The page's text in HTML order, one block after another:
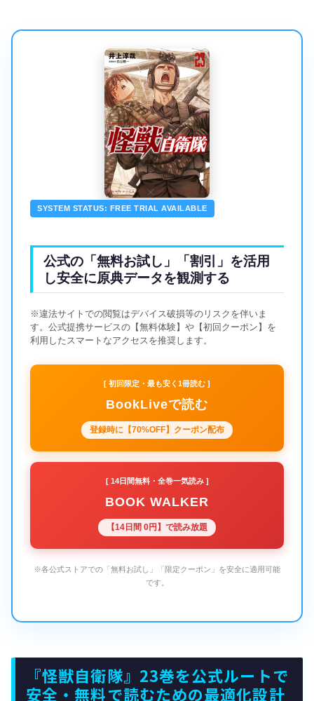
SYSTEM STATUS: FREE TRIAL AVAILABLE
公式の「無料お試し」「割引」を活用
し安全に原典データを観測する
※違法サイトでの閲覧はデバイス破損等のリスクを伴いま
す。公式提携サービスの【無料体験】や【初回クーポン】を
利用したスマートなアクセスを推奨します。
[ 初回限定・最も安く1冊読む ]
BookLiveで読む
登録時に【70%OFF】クーポン配布
[ 14日間無料・全巻一気読み ]
BOOK WALKER
【14日間 0円】で読み放題
※各公式ストアでの「無料お試し」「限定クーポン」を安全に適用可能
です。
『怪獣自衛隊』23巻を公式ルートで
安全・無料で読むための最適化設計